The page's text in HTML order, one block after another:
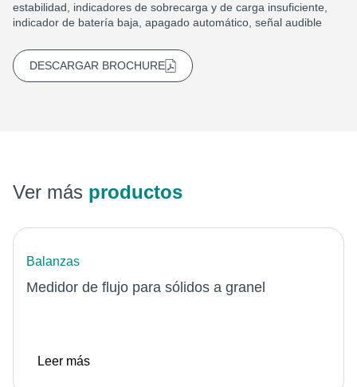
estabilidad, indicadores de sobrecarga y de carga insuficiente,
indicador de batería baja, apagado automático, señal audible
DESCARGAR BROCHURE
Ver más productos
Balanzas
Medidor de flujo para sólidos a granel
Leer más